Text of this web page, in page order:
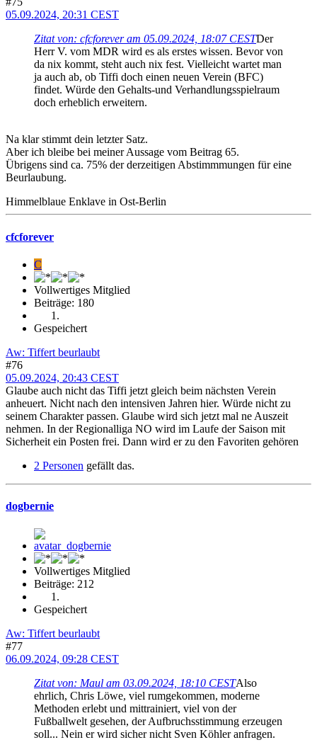
05.09.2024, 20:31 CEST
Zitat von: cfcforever am 05.09.2024, 18:07 CESTDer
Herr V. vom MDR wird es als erstes wissen. Bevor von
da nix kommt, steht auch nix fest. Vielleicht wartet man
ja auch ab, ob Tiffi doch einen neuen Verein (BFC)
findet. Würde den Gehalts-und Verhandlungsspielraum
doch erheblich erweitern.
Na klar stimmt dein letzter Satz.
Aber ich bleibe bei meiner Aussage vom Beitrag 65.
Übrigens sind ca. 75% der derzeitigen Abstimmmungen für eine
Beurlaubung.
Himmelblaue Enklave in Ost-Berlin
cfcforever
C
Vollwertiges Mitglied
Beiträge: 180
Gespeichert
Aw: Tiffert beurlaubt
#76
05.09.2024, 20:43 CEST
Glaube auch nicht das Tiffi jetzt gleich beim nächsten Verein
anheuert. Nicht nach den intensiven Jahren hier. Würde nicht zu
seinem Charakter passen. Glaube wird sich jetzt mal ne Auszeit
nehmen. In der Regionalliga NO wird im Laufe der Saison mit
Sicherheit ein Posten frei. Dann wird er zu den Favoriten gehören
2 Personen gefällt das.
dogbernie
Vollwertiges Mitglied
Beiträge: 212
Gespeichert
Aw: Tiffert beurlaubt
#77
06.09.2024, 09:28 CEST
Zitat von: Maul am 03.09.2024, 18:10 CESTAlso
ehrlich, Chris Löwe, viel rumgekommen, moderne
Methoden erlebt und mittrainiert, viel von der
Fußballwelt gesehen, der Aufbruchsstimmung erzeugen
soll... Nein er wird sicher nicht Sven Köhler anfragen.